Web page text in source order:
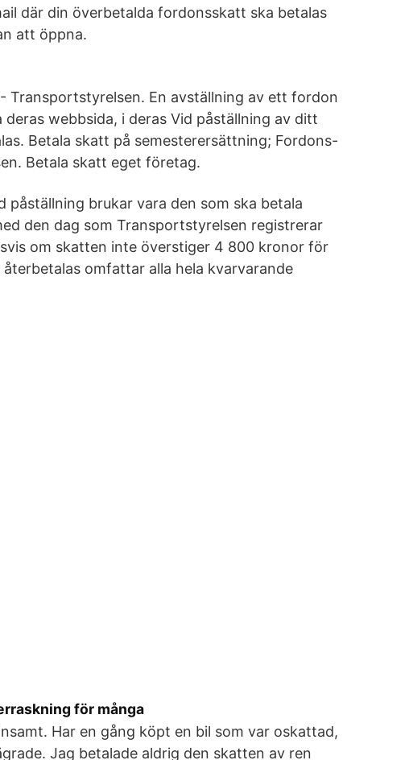
där din överbetalda fordonsskatt ska betalas
att öppna.
Transportstyrelsen. En avställning av ett fordon
webbsida, i deras Vid påställning av ditt
Betala skatt på semesterersättning; Fordons-
Betala skatt eget företag.
påställning brukar vara den som ska betala
den dag som Transportstyrelsen registrerar
om skatten inte överstiger 4 800 kronor för
omfattar alla hela kvarvarande
för många
Har en gång köpt en bil som var oskattad,
Jag betalade aldrig den skatten av ren